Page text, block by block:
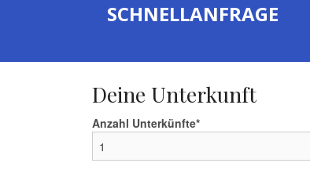
SCHNELLANFRAGE
Deine Unterkunft
Anzahl Unterkünfte